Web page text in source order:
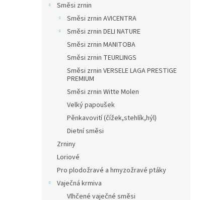
Směsi zrnin
Směsi zrnin AVICENTRA
Směsi zrnin DELI NATURE
Směsi zrnin MANITOBA
Směsi zrnin TEURLINGS
Směsi zrnin VERSELE LAGA PRESTIGE
PREMIUM
Směsi zrnin Witte Molen
Velký papoušek
Pěnkavovití (čížek,stehlík,hýl)
Dietní směsi
Zrniny
Loriové
Pro plodožravé a hmyzožravé ptáky
Vaječná krmiva
Vlhčené vaječné směsi